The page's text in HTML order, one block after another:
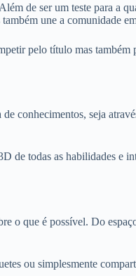
de ser um teste para a
une a comunidade
pelo título mas
conhecimentos, seja
de todas as habilidades e
o que é possível. Do
ou simplesmente